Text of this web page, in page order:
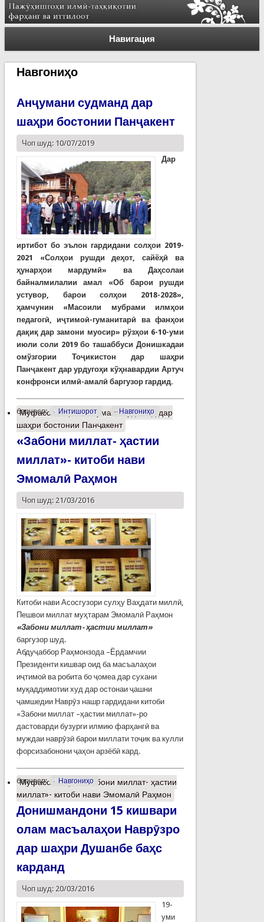
Навигация
Навгониҳо
Анҷумани судманд дар
шаҳри бостонии Панҷакент
Чоп шуд: 10/07/2019
Дар
иртибот бо эълон гардидани солҳои 2019-
2021 «Солҳои рушди деҳот, сайёҳӣ ва
ҳунарҳои мардумӣ» ва Даҳсолаи
байналмилалии амал «Об барои рушди
устувор, барои солҳои 2018-2028»,
ҳамчунин «Масоили мубрами илмҳои
педагогӣ, иҷтимоӣ-гуманитарӣ ва фанҳои
дақиқ дар замони муосир» рўзҳои 6-10-уми
июли соли 2019 бо ташаббуси Донишкадаи
омўзгории Тоҷикистон дар шаҳри
Панҷакент дарурдугоҳи кўҳнавардии Артуч
конфронси илмӣ-амалӣ баргузор гардид.
барчасп: Интишорот Навгониҳо
Муфассалтаро Анҷумани судманд дар
шаҳри бостонии Панҷакент
«Забони миллат- ҳастии
миллат»- китоби нави
Эмомалӣ Раҳмон
Чоп шуд: 21/03/2016
Китоби нави Асосгузори сулҳу Ваҳдати миллӣ,
Пешвои миллат муҳтарам Эмомалӣ Раҳмон
«Забони миллат- ҳастии миллат»
баргузор шуд.
Абдуҷаббор Раҳмонзода –Ёрдамчии
Президенти кишвар оид ба масъалаҳои
иҷтимоӣ ва робита бо ҷомеа дар сухани
муқаддимотии худ дар остонаи ҷашни
ҷамшедии Наврӯз нашр гардидани китоби
«Забони миллат –ҳастии миллат»-ро
дастоварди бузурги илмию фарҳангӣ ва
муждаи наврӯзӣ барои миллати тоҷик ва кулли
форсизабонони ҷаҳон арзёбӣ кард.
барчасп: Навгониҳо
Муфассалтаро «Забони миллат- ҳастии
миллат»- китоби нави Эмомалӣ Раҳмон
Донишмандони 15 кишвари
олам масъалаҳои Наврӯзро
дар шаҳри Душанбе баҳс
карданд
Чоп шуд: 20/03/2016
19-
уми